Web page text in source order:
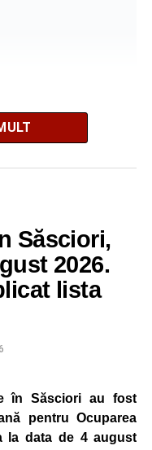
măsura va fi aplicată
sistemului energetic.
că evoluția situației
va reveni la
vor permite.
temporară a unor linii
clienți.
mari consumatori de
parte din necesarul
proprie de energie,
și al unităților
Săsciori,
2026.
lista
în Săsciori au fost
pentru Ocuparea
la data de 4 august